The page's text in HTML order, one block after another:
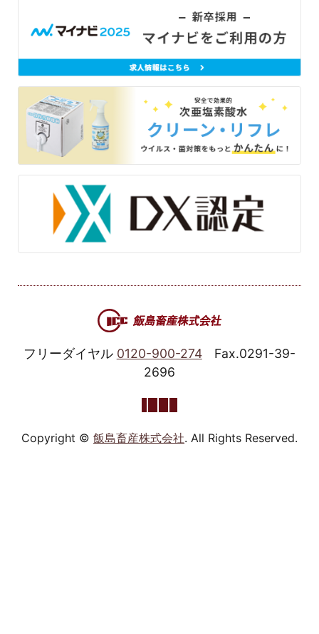
フリーダイヤル 0120-900-274
Fax.0291-39-
2696
Copyright © 飯島畜産株式会社. All Rights Reserved.